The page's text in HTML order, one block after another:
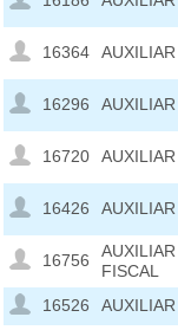
16364
16296
16720
16426
16756
FISCAL
16526